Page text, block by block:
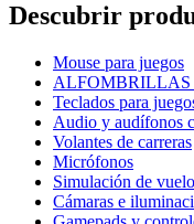
Descubrir
Mouse para juegos
ALFOMBRILLAS
Teclados para
Audio y audífonos
Volantes de carreras
Micrófonos
Simulación de
Cámaras e